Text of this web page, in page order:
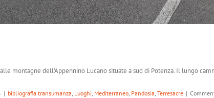
montagne dell’Appennino Lucano situate a sud di Potenza. Il lungo
| bibliografia transumanza, Luoghi, Mediterraneo, Pandosia, Terresacre |